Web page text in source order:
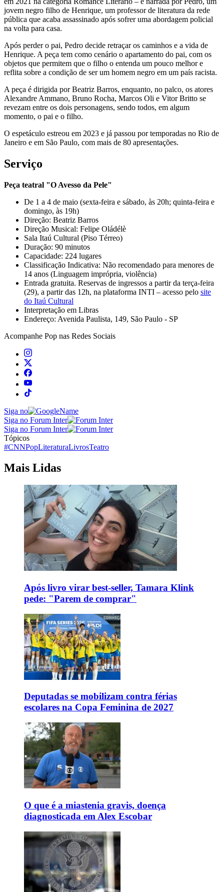
jovem negro filho de Henrique, um professor de literatura da rede
pública que acaba assassinado após sofrer uma abordagem policial
na volta para casa.
Após perder o pai, Pedro decide retraçar os caminhos e a vida de
Henrique. A peça tem como cenário o apartamento do pai, com os
objetos que permitem que o filho o entenda um pouco melhor e
reflita sobre a condição de ser um homem negro em um país racista.
A peça é dirigida por Beatriz Barros, enquanto, no palco, os atores
Alexandre Ammano, Bruno Rocha, Marcos Oli e Vitor Britto se
revezam entre os dois personagens, sendo todos, em algum
momento, o pai e o filho.
O espetáculo estreou em 2023 e já passou por temporadas no Rio de
Janeiro e em São Paulo, com mais de 80 apresentações.
Serviço
Peça teatral "O Avesso da Pele"
De 1 a 4 de maio (sexta-feira e sábado, às 20h; quinta-feira e
domingo, às 19h)
Direção: Beatriz Barros
Direção Musical: Felipe Oládélè
Sala Itaú Cultural (Piso Térreo)
Duração: 90 minutos
Capacidade: 224 lugares
Classificação Indicativa: Não recomendado para menores de
14 anos (Linguagem imprópria, violência)
Entrada gratuita. Reservas de ingressos a partir da terça-feira
(29), a partir das 12h, na plataforma INTI – acesso pelo site
do Itaú Cultural
Interpretação em Libras
Endereço: Avenida Paulista, 149, São Paulo - SP
Acompanhe Pop nas Redes Sociais
Siga no
Siga no Forum Inter
Siga no Forum Inter
Tópicos
#CNNPopLiteraturaLivrosTeatro
Mais Lidas
Após livro virar best-seller, Tamara Klink
pede: "Parem de comprar"
Deputadas se mobilizam contra férias
escolares na Copa Feminina de 2027
O que é a miastenia gravis, doença
diagnosticada em Alex Escobar